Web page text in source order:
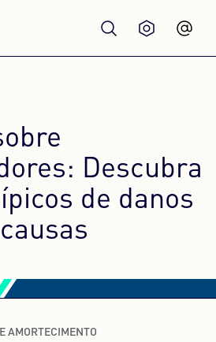
Descubra
de danos
AMORTECIMENTO